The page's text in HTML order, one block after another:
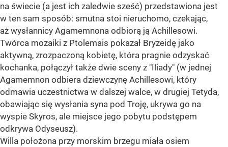
na świecie (a jest ich zaledwie sześć) przedstawiona jest
w ten sam sposób: smutna stoi nieruchomo, czekając,
aż wysłannicy Agamemnona odbiorą ją Achillesowi.
Twórca mozaiki z Ptolemais pokazał Bryzeidę jako
aktywną, zrozpaczoną kobietę, która pragnie odzyskać
kochanka, połączył także dwie sceny z "Iliady" (w jednej
Agamemnon odbiera dziewczynę Achillesowi, który
odmawia uczestnictwa w dalszej walce, w drugiej Tetyda,
obawiając się wysłania syna pod Troję, ukrywa go na
wyspie Skyros, ale miejsce jego pobytu podstępem
odkrywa Odyseusz).
Willa położona przy morskim brzegu miała osiem